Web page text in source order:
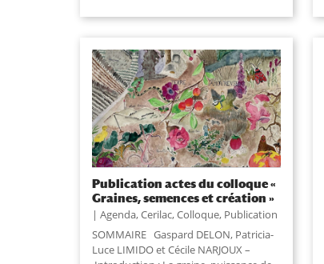
Publication actes du colloque «
Graines, semences et création »
Agenda,Cerilac,Colloque, Publication
SOMMAIRE Gaspard DELON, Patricia-
Luce LIMIDO et Cécile NARJOUX –